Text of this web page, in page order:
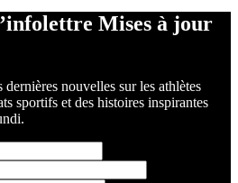
Mises à jour
dernières nouvelles sur les athlètes
sportifs et des histoires inspirantes